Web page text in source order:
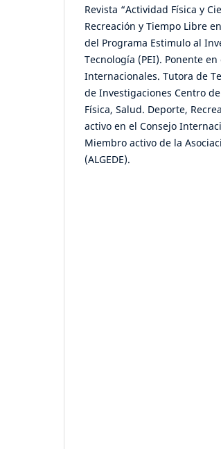
Revista “Actividad Física y
Recreación y Tiempo Libre
del Programa Estimulo al
Tecnología (PEI). Ponente
Internacionales. Tutora de
de Investigaciones Centro
Física, Salud. Deporte,
activo en el Consejo
Miembro activo de la
(ALGEDE).